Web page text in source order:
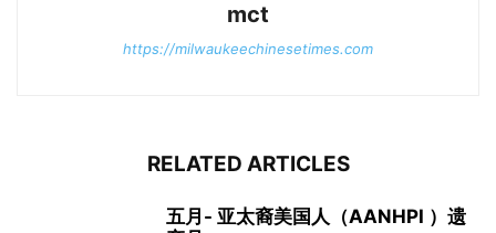
mct
https://milwaukeechinesetimes.com
RELATED ARTICLES
五月- 亚太裔美国人（AANHPI ）遗